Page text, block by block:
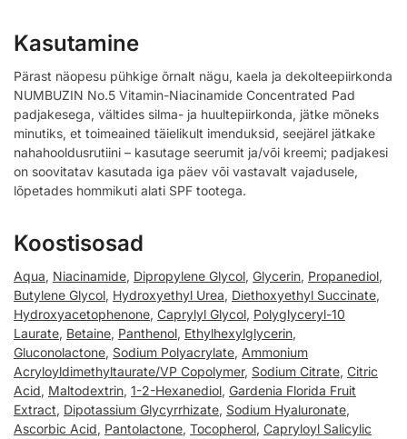
Kasutamine
Pärast näopesu pühkige õrnalt nägu, kaela ja dekolteepiirkonda
NUMBUZIN No.5 Vitamin-Niacinamide Concentrated Pad
padjakesega, vältides silma- ja huultepiirkonda, jätke mõneks
minutiks, et toimeained täielikult imenduksid, seejärel jätkake
nahahooldusrutiini – kasutage seerumit ja/või kreemi; padjakesi
on soovitatav kasutada iga päev või vastavalt vajadusele,
lõpetades hommikuti alati SPF tootega.
Koostisosad
Aqua, Niacinamide, Dipropylene Glycol, Glycerin, Propanediol,
Butylene Glycol, Hydroxyethyl Urea, Diethoxyethyl Succinate,
Hydroxyacetophenone, Caprylyl Glycol, Polyglyceryl-10
Laurate, Betaine, Panthenol, Ethylhexylglycerin,
Gluconolactone, Sodium Polyacrylate, Ammonium
Acryloyldimethyltaurate/VP Copolymer, Sodium Citrate, Citric
Acid, Maltodextrin, 1-2-Hexanediol, Gardenia Florida Fruit
Extract, Dipotassium Glycyrrhizate, Sodium Hyaluronate,
Ascorbic Acid, Pantolactone, Tocopherol, Capryloyl Salicylic